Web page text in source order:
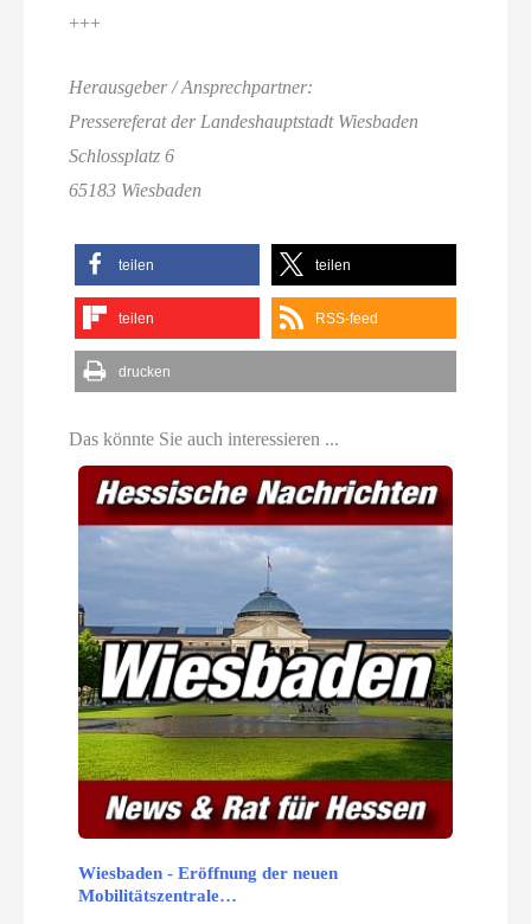
+++
Herausgeber / Ansprechpartner:
Pressereferat der Landeshauptstadt Wiesbaden
Schlossplatz 6
65183 Wiesbaden
teilen teilen
teilen RSS-feed
drucken
Das könnte Sie auch interessieren ...
Wiesbaden - Eröffnung der neuen
Mobilitätszentrale…